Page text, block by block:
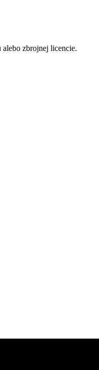
zbrojnej licencie.